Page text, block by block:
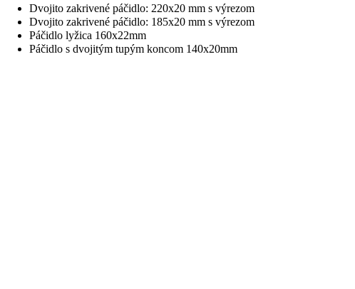
Dvojito zakrivené páčidlo: 220x20 mm s výrezom
Dvojito zakrivené páčidlo: 185x20 mm s výrezom
Páčidlo lyžica 160x22mm
Páčidlo s dvojitým tupým koncom 140x20mm